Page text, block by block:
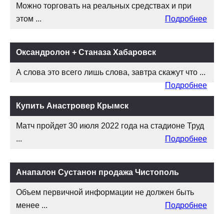
Можно торговать на реальных средствах и при
этом ...
Подробнее
Оксандролон + Станаза Хабаровск
А слова это всего лишь слова, завтра скажут что ...
Подробнее
Купить Анастровер Крымск
Матч пройдет 30 июля 2022 года на стадионе Труд
...
Подробнее
Анапалон Сустанон продажа Чистополь
Объем первичной информации не должен быть
менее ...
Подробнее